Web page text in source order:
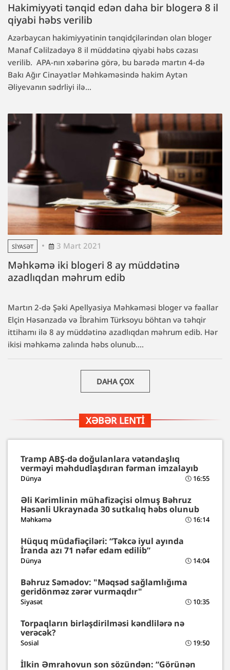
Hakimiyyəti tənqid edən daha bir blogerə 8 il
qiyabi həbs verilib
Azərbaycan hakimiyyətinin tənqidçilərindən olan bloger
Manaf Cəlilzadəyə 8 il müddətinə qiyabi həbs cəzası
verilib. APA-nın xəbərinə görə, bu barədə martın 4-də
Bakı Ağır Cinayətlər Məhkəməsində hakim Aytən
Əliyevanın sədrliyi ilə...
SIYASƏT 3 Mart 2021
Məhkəmə iki blogeri 8 ay müddətinə
azadlıqdan məhrum edib
Martın 2-də Şəki Apellyasiya Məhkəməsi bloger və fəallar
Elçin Həsənzadə və İbrahim Türksoyu böhtan və təhqir
ittihamı ilə 8 ay müddətinə azadlıqdan məhrum edib. Hər
ikisi məhkəmə zalında həbs olunub....
DAHA ÇOX
XƏBƏR LENTI
Tramp ABŞ-də doğulanlara vətəndaşlıq
verməyi məhdudlaşdıran fərman imzalayıb
Dünya 16:55
Əli Kərimlinin mühafizəçisi olmuş Bəhruz
Həsənli Ukraynada 30 sutkalıq həbs olunub
Məhkəmə 16:14
Hüquq müdafiəçiləri: “Təkcə iyul ayında
İranda azı 71 nəfər edam edilib”
Dünya 14:04
Bəhruz Səmədov: "Məqsəd sağlamlığıma
geridönməz zərər vurmaqdır"
Siyasət 10:35
Torpaqların birləşdirilməsi kəndlilərə nə
verəcək?
Sosial 19:50
İlkin Əmrahovun son sözündən: “Görünən